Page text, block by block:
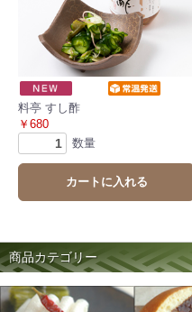
料亭 すし酢
￥680
数量
カートに入れる
商品カテゴリー